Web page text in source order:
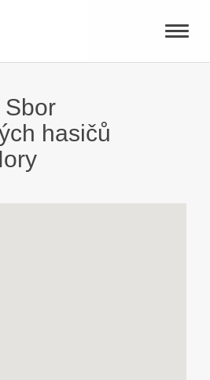
Toggle
Sbor
hasičů